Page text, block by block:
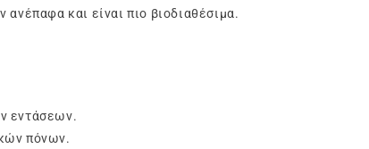
και είναι πιο βιοδιαθέσιμα.
εντάσεων.
πόνων.